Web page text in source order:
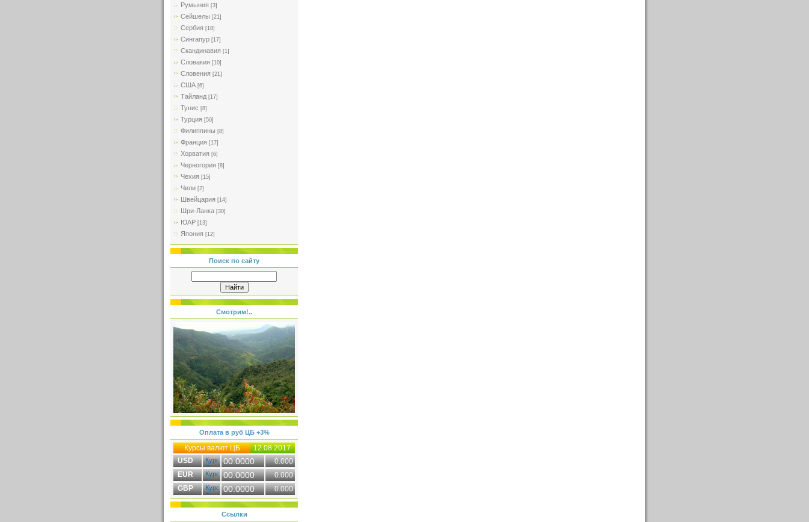
Румыния [3]
Сейшелы [21]
Сербия [18]
Сингапур [17]
Скандинавия [1]
Словакия [10]
Словения [21]
США [6]
Тайланд [17]
Тунис [8]
Турция [50]
Филиппины [8]
Франция [17]
Хорватия [6]
Черногория [8]
Чехия [15]
Чили [2]
Швейцария [14]
Шри-Ланка [30]
ЮАР [13]
Япония [12]
Поиск по сайту
Смотрим!..
Оплата в руб ЦБ +3%
Курсы валют ЦБ
12.08.2017
USD
00.0000
0.000
EUR
00.0000
0.000
GBP
00.0000 0.000
Ссылки